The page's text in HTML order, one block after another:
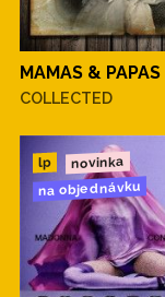
MAMAS & PAPAS
COLLECTED
lp novinka
na objednávku